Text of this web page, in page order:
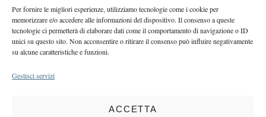
Per fornire le migliori esperienze, utilizziamo tecnologie come i cookie per
memorizzare e/o accedere alle informazioni del dispositivo. Il consenso a queste
tecnologie ci permetterà di elaborare dati come il comportamento di navigazione o ID
unici su questo sito. Non acconsentire o ritirare il consenso può influire negativamente
su alcune caratteristiche e funzioni.
Gestisci servizi
ACCETTA
EDITORIALE DIRETTORE
Crescere restando riconoscibili
EDITORIALE PRESIDENTE
Costruire futuro insieme
COPYRIGHT 2025 LA VOCE |PRIVACY